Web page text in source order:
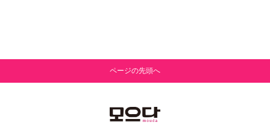
ページの先頭へ